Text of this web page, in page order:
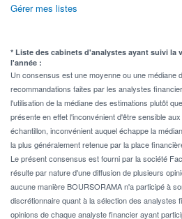
Gérer mes listes
* Liste des cabinets d'analystes ayant suivi la
l'année :
Un consensus est une moyenne ou une médiane
recommandations faites par les analystes
l'utilisation de la médiane des estimations plutôt
présente en effet l'inconvénient d'être sensible
échantillon, inconvénient auquel échappe la
la plus généralement retenue par la place
Le présent consensus est fourni par la société
résulte par nature d'une diffusion de plusieurs
aucune manière BOURSORAMA n'a participé à
discrétionnaire quant à la sélection des analystes
opinions de chaque analyste financier ayant